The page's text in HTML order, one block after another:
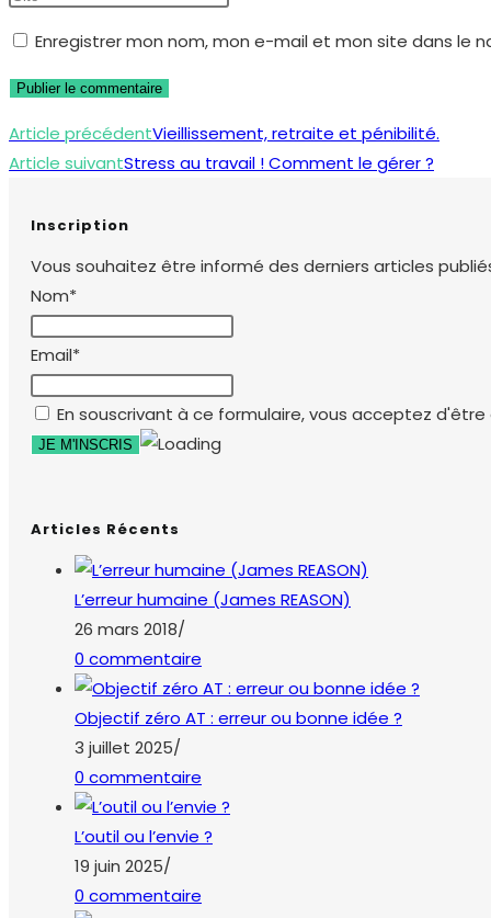
username
to
address
to
de
votre
(facultatif)
Enregistrer mon nom, mon e-mail et mon site dans le
Read
more
Article précédentVieillissement, retraite et pénibilité.
Article suivantStress au travail ! Comment le gérer ?
Inscription
Vous souhaitez être informé des derniers articles
Nom*
Email*
En souscrivant à ce formulaire, vous acceptez
Articles Récents
L’erreur humaine (James REASON)
26 mars 2018/
0 commentaire
Objectif zéro AT : erreur ou bonne idée ?
3 juillet 2025/
0 commentaire
L’outil ou l’envie ?
19 juin 2025/
0 commentaire